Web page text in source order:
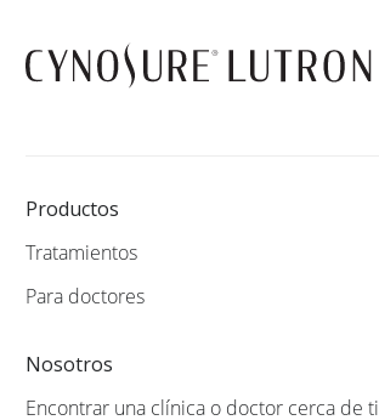
Productos
Tratamientos
Para doctores
Nosotros
Encontrar una clínica o doctor cerca de ti